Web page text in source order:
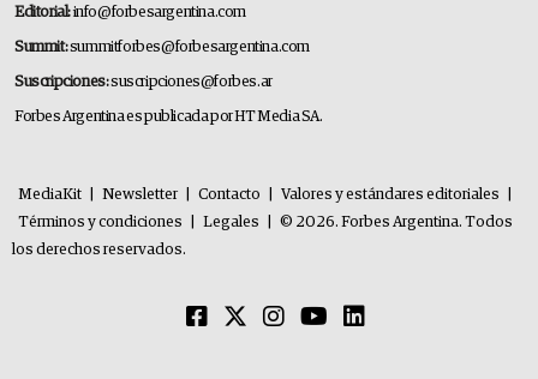
Editorial:info@forbesargentina.com
Summit:summitforbes@forbesargentina.com
Suscripciones:suscripciones@forbes.ar
Forbes Argentina es publicada por HT Media SA.
MediaKit Newsletter Contacto Valores y estándares editoriales
Términos y condiciones
Legales
© 2026. Forbes Argentina. Todos
los derechos reservados.